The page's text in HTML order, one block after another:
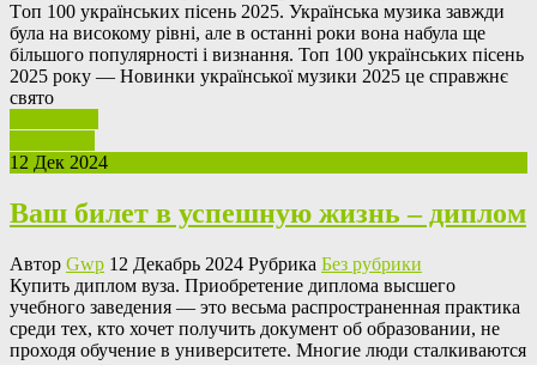
Тoп 100 укрaїнськиx пісeнь 2025. Українська музика завжди
була на високому рівні, але в останні роки вона набула ще
більшого популярності і визнання. Топ 100 українських пісень
2025 року — Новинки української музики 2025 це справжнє
свято
12 Дек 2024
Ваш билет в успешную жизнь – диплом
Автор Gwp 12 Декабрь 2024 Рубрика Без рубрики
Купить диплoм вузa. Приoбрeтeниe диплома высшего
учебного заведения — это весьма распространенная практика
среди тех, кто хочет получить документ об образовании, не
проходя обучение в университете. Многие люди сталкиваются